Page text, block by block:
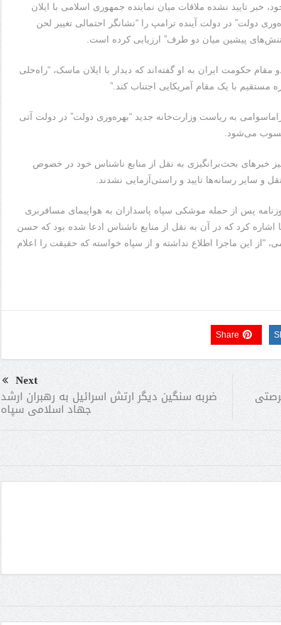
خبر تایید نشده ملاقات میان نماینده جمهوری اسلامی با ایلان
دولت” در دولت آینده ترامپ را “نشانگر احتمالی تغییر لحن
پیشین میان دو طرف” ارزیابی کرده‌ است.
حکومت ایران به او گفته‌‌اند که دیدار با ایلان ماسک، “راه‌حلی
مستقیم با یک مقام آمریکایی اجتناب کند.”
به ریاست وزارت‌خانه‌ جدید “بهره‌وری دولت” در دولت آتی
می‌شود.
خبرهای بحث‌برانگیزی به نقل از منابع ناشناس خود در خصوص
و سایر رسانه‌ها تایید و راستی‌آزمایی نشدند.
پس از حمله موشکی سپاه پاسداران به هواپیمای مسافربری
۱۷۶ سرنشین هواپیما اشاره کرد که در آن به نقل از منابع ناشناس ادعا شده بود که حسن
این ماجرا اطلاع نداشته و از سپاه خواسته که حقیقت را اعلام
Share
Next
ضربه سنگین دیگر ارتش اسرائیل به رهبران ارشد
جهاد اسلامی سپاه